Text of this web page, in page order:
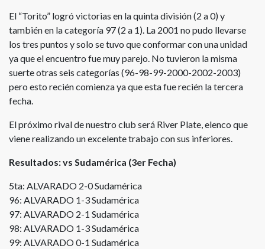
El “Torito” logró victorias en la quinta división (2 a 0) y
también en la categoría 97 (2 a 1). La 2001 no pudo llevarse
los tres puntos y solo se tuvo que conformar con una unidad
ya que el encuentro fue muy parejo. No tuvieron la misma
suerte otras seis categorías (96-98-99-2000-2002-2003)
pero esto recién comienza ya que esta fue recién la tercera
fecha.
El próximo rival de nuestro club será River Plate, elenco que
viene realizando un excelente trabajo con sus inferiores.
Resultados: vs Sudamérica (3er Fecha)
5ta: ALVARADO 2-0 Sudamérica
96: ALVARADO 1-3 Sudamérica
97: ALVARADO 2-1 Sudamérica
98: ALVARADO 1-3 Sudamérica
99: ALVARADO 0-1 Sudamérica